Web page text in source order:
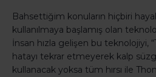
Bahsettiğim konuların hiçbiri
kullanılmaya başlamış olan
İnsan hızla gelişen bu teknolojiyi,
hatayı tekrar etmeyerek kalp
kullanacak yoksa tüm hırsı ile